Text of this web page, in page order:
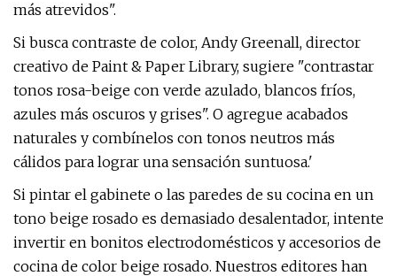
más atrevidos".
Si busca contraste de color, Andy Greenall, director
creativo de Paint & Paper Library, sugiere "contrastar
tonos rosa-beige con verde azulado, blancos fríos,
azules más oscuros y grises". O agregue acabados
naturales y combínelos con tonos neutros más
cálidos para lograr una sensación suntuosa.'
Si pintar el gabinete o las paredes de su cocina en un
tono beige rosado es demasiado desalentador, intente
invertir en bonitos electrodomésticos y accesorios de
cocina de color beige rosado. Nuestros editores han